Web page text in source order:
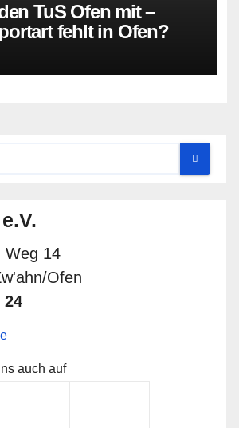
TuS Ofen mit –
fehlt in Ofen?
Weg 14
Ofen
24
auch auf